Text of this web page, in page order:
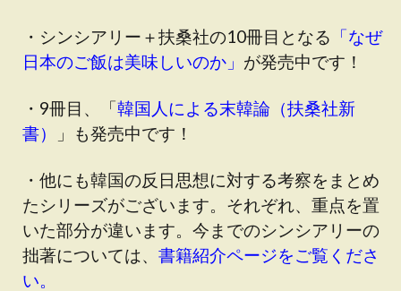
・シンシアリー＋扶桑社の10冊目となる 「なぜ
日本のご飯は美味しいのか」 が発売中です！
・9冊目、「韓国人による末韓論（扶桑社新
書）
」も発売中です！
・他にも韓国の反日思想に対する考察をまとめ
たシリーズがございます。それぞれ、重点を置
いた部分が違います。今までのシンシアリーの
拙著については、 書籍紹介ページをご覧くださ
い。